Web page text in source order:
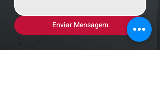
Enviar Mensagem